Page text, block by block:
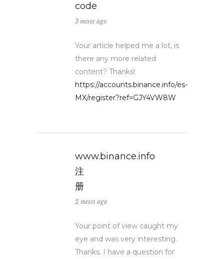
code
3 meses ago
Your article helped me a lot, is
there any more related
content? Thanks!
https://accounts.binance.info/es-
MX/register?ref=GJY4VW8W
www.binance.info
注
册
2 meses ago
Your point of view caught my
eye and was very interesting.
Thanks. I have a question for